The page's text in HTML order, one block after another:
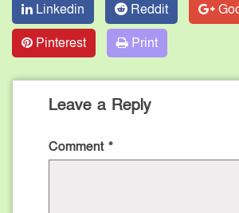
Linkedin
Reddit
Pinterest
Print
Leave a Reply
Comment *